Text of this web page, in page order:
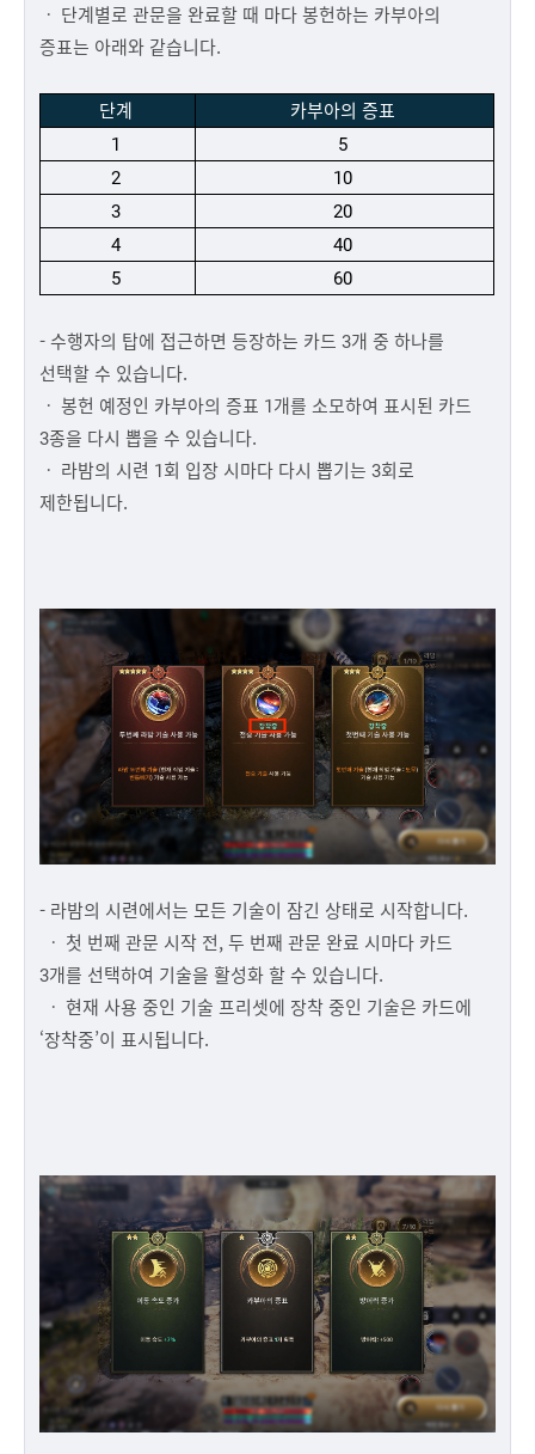
ㆍ 단계별로 관문을 완료할 때 마다 봉헌하는 카부아의
증표는 아래와 같습니다.
단계
카부아의 증표
1
5
2
10
3
20
4
40
5
60
- 수행자의 탑에 접근하면 등장하는 카드 3개 중 하나를
선택할 수 있습니다.
ㆍ 봉헌 예정인 카부아의 증표 1개를 소모하여 표시된 카드
3종을 다시 뽑을 수 있습니다.
ㆍ 라밤의 시련 1회 입장 시마다 다시 뽑기는 3회로
제한됩니다.
- 라밤의 시련에서는 모든 기술이 잠긴 상태로 시작합니다.
ㆍ 첫 번째 관문 시작 전, 두 번째 관문 완료 시마다 카드
3개를 선택하여 기술을 활성화 할 수 있습니다.
ㆍ 현재 사용 중인 기술 프리셋에 장착 중인 기술은 카드에
‘장착중’이 표시됩니다.